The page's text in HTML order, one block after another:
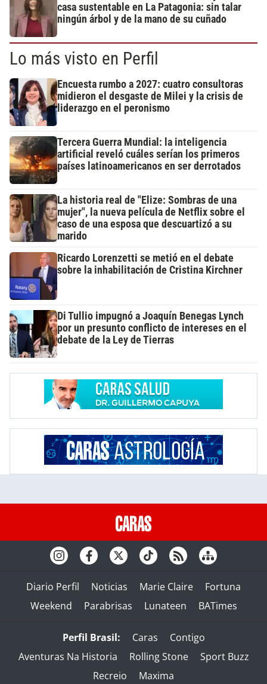
casa sustentable en La Patagonia: sin talar
ningún árbol y de la mano de su cuñado
Lo más visto en Perfil
Encuesta rumbo a 2027: cuatro consultoras
midieron el desgaste de Milei y la crisis de
liderazgo en el peronismo
Tercera Guerra Mundial: la inteligencia
artificial reveló cuáles serían los primeros
países latinoamericanos en ser derrotados
La historia real de "Elize: Sombras de una
mujer", la nueva película de Netflix sobre el
caso de una esposa que descuartizó a su
marido
Ricardo Lorenzetti se metió en el debate
sobre la inhabilitación de Cristina Kirchner
Di Tullio impugnó a Joaquín Benegas Lynch
por un presunto conflicto de intereses en el
debate de la Ley de Tierras
Diario Perfil Noticias Marie Claire
Fortuna
Weekend
Parabrisas Lunateen BATimes
Perfil Brasil: Caras
Contigo
Aventuras Na Historia
Rolling Stone
Sport Buzz
Recreio
Maxima